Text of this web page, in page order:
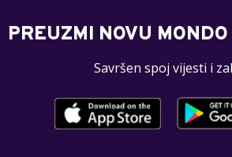
PREUZMI NOVU
Savršen spoj vijesti i